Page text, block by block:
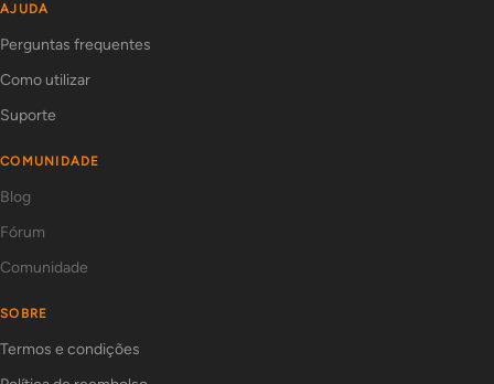
AJUDA
Perguntas frequentes
Como utilizar
Suporte
COMUNIDADE
Blog
Fórum
Comunidade
SOBRE
Termos e condições